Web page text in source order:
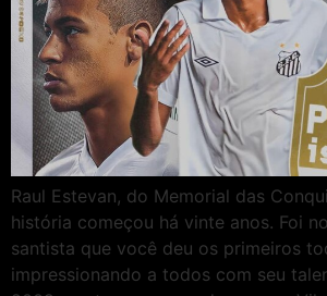
Raul Estevan, do Memorial das
história começou há vinte anos. Foi
santista que você deu os primeiros
impressionando a todos com seu